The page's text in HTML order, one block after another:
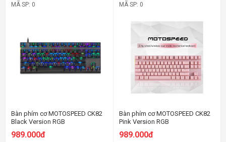
MÃ SP: 0
Bàn phím cơ MOTOSPEED CK82
Black Version RGB
989.000đ
MÃ SP: 0
Bàn phím cơ MOTOSPEED CK82
Pink Version RGB
989.000đ